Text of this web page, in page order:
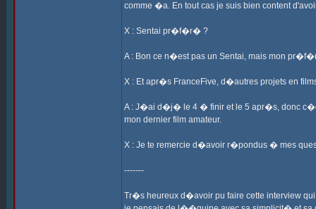
comme �a. En tout cas je suis bien content
X : Sentai pr�f�r� ?
A : Bon ce n�est pas un Sentai, mais mon
X : Et apr�s FranceFive, d�autres projets en
A : J�ai d�j� le 4 � finir et le 5 apr�s, donc
mon dernier film amateur.
X : Je te remercie d�avoir r�pondus � mes
-------
Tr�s heureux d�avoir pu faire cette interview